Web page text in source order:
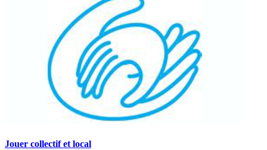
Jouer collectif et local